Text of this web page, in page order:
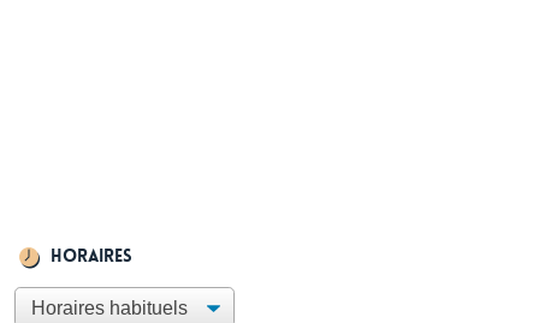
Horaires